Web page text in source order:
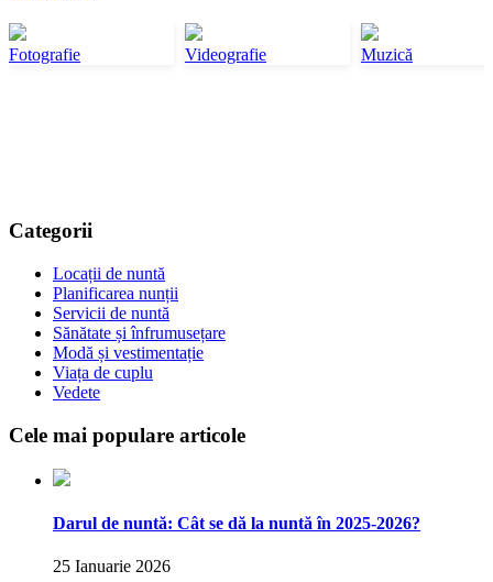
Fotografie Videografie Muzică
Categorii
Locații de nuntă
Planificarea nunții
Servicii de nuntă
Sănătate și înfrumusețare
Modă și vestimentație
Viața de cuplu
Vedete
Cele mai populare articole
Darul de nuntă: Cât se dă la nuntă în 2025-2026?
25 Ianuarie 2026